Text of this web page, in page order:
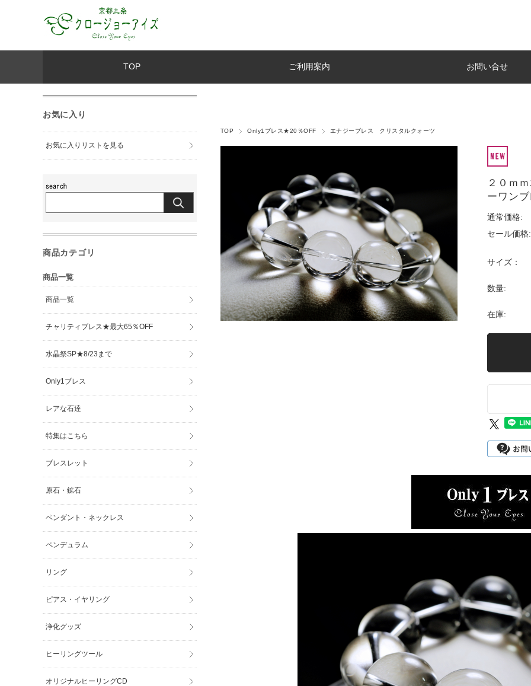
TOP ご利用案内 お問い合せ
TOP Only1ブレス★20％OFF エナジーブレス クリスタルクォーツ
２０ｍ
ーワン
通常価格:
セール価格:
サイズ：
数量:
在庫:
お気に入り
お気に入りリストを見る
商品カテゴリ
商品一覧
商品一覧
チャリティブレス★最大65％OFF
水晶祭SP★8/23まで
Only1ブレス
レアな石達
特集はこちら
ブレスレット
原石・鉱石
ペンダント・ネックレス
ペンデュラム
リング
ピアス・イヤリング
浄化グッズ
ヒーリングツール
オリジナルヒーリングCD